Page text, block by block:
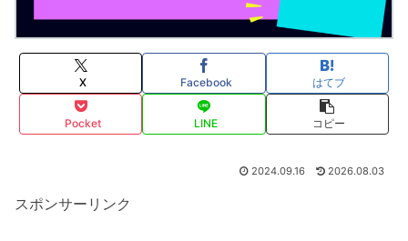
X Facebook はてブ
Pocket LINE コピー
2024.09.16 2026.08.03
スポンサーリンク